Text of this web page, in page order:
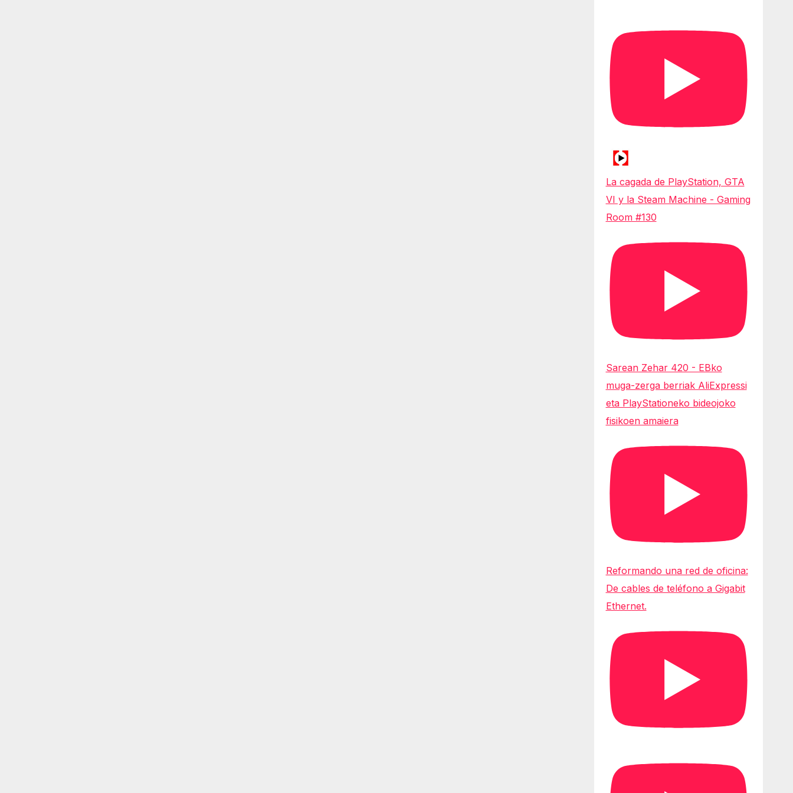
La cagada de PlayStation, GTA
VI y la Steam Machine - Gaming
Room #130
Sarean Zehar 420 - EBko
muga-zerga berriak AliExpressi
eta PlayStationeko bideojoko
fisikoen amaiera
Reformando una red de oficina:
De cables de teléfono a Gigabit
Ethernet.